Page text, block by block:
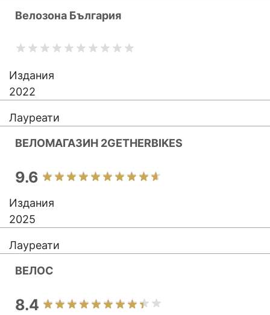
Велозона България
Издания
2022
Лауреати
ВЕЛОМАГАЗИН 2GETHERBIKES
9.6
Издания
2025
Лауреати
ВЕЛОС
8.4